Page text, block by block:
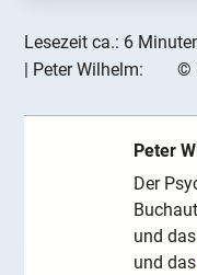
Lesezeit ca.: 6
Peter Wilhelm: ©
Peter
Der
und
und das